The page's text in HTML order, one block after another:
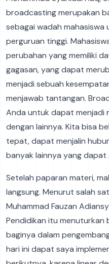
broadcasting merupakan
sebagai wadah mahasiswa
perguruan tinggi.
perubahan yang memiliki
gagasan, yang dapat
menjadi sebuah
menjawab tantangan.
Anda untuk dapat menjadi
dengan lainnya. Kita bisa
tepat, dapat menjalin
banyak lainnya yang dapat
Setelah paparan materi,
langsung. Menurut salah
Muhammad Fauzan
Pendidikan itu menuturkan
baginya dalam
hari ini dapat saya